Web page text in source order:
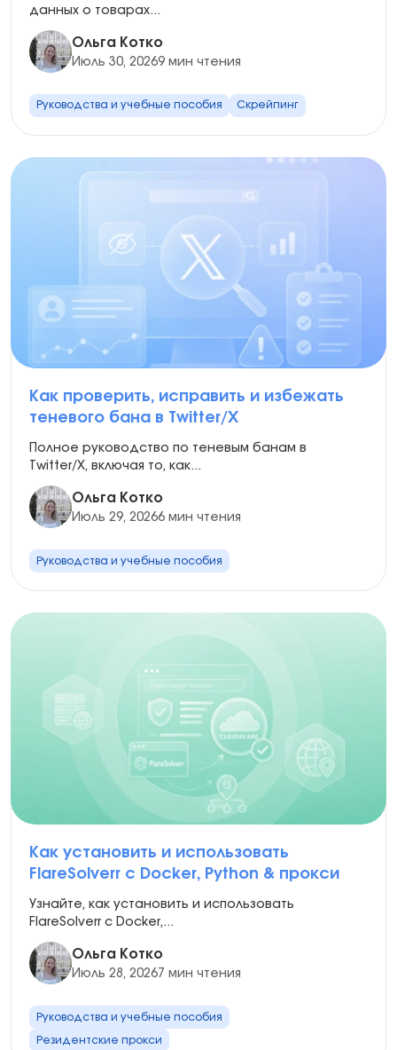
данных о товарах...
Ольга Котко
Июль 30, 20269 мин чтения
Руководства и учебные пособия Скрейпинг
Как проверить, исправить и избежать
теневого бана в Twitter/X
Полное руководство по теневым банам в
Twitter/X, включая то, как...
Ольга Котко
Июль 29, 20266 мин чтения
Руководства и учебные пособия
Как установить и использовать
FlareSolverr с Docker, Python & прокси
Узнайте, как установить и использовать
FlareSolverr с Docker,...
Ольга Котко
Июль 28, 20267 мин чтения
Руководства и учебные пособия
Резидентские прокси